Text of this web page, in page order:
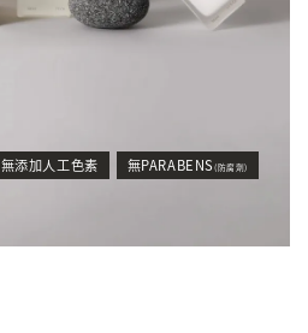
無添加人工色素 無PARABENS (防腐劑)